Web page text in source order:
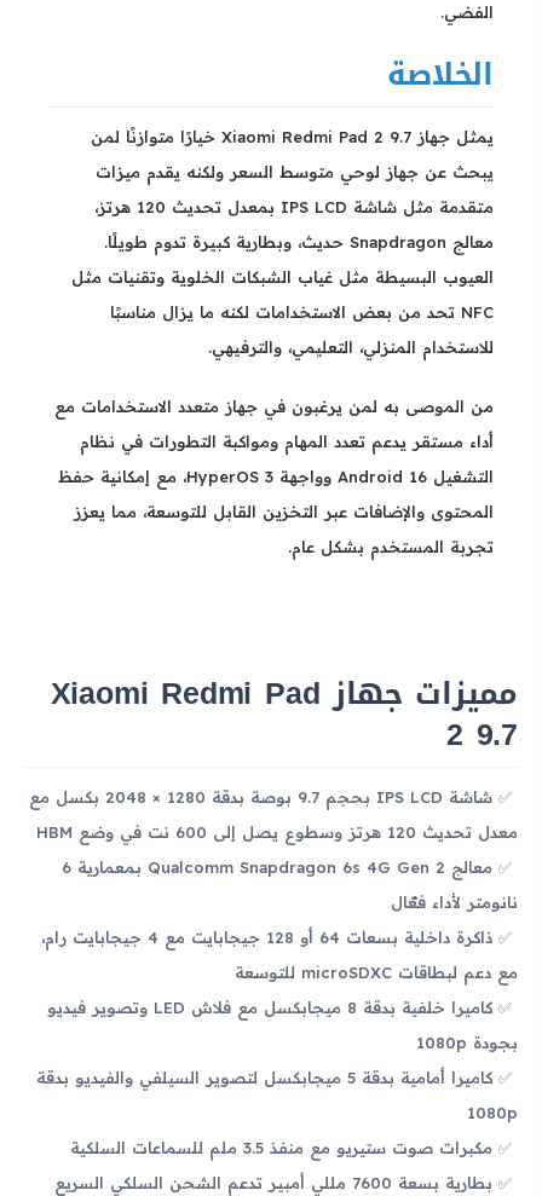
الفضي.
الخلاصة
يمثل جهاز Xiaomi Redmi Pad 2 9.7 خيارًا متوازنًا لمن
يبحث عن جهاز لوحي متوسط السعر ولكنه يقدم ميزات
متقدمة مثل شاشة IPS LCD بمعدل تحديث 120 هرتز،
معالج Snapdragon حديث، وبطارية كبيرة تدوم طويلًا.
العيوب البسيطة مثل غياب الشبكات الخلوية وتقنيات مثل
NFC تحد من بعض الاستخدامات لكنه ما يزال مناسبًا
للاستخدام المنزلي، التعليمي، والترفيهي.
من الموصى به لمن يرغبون في جهاز متعدد الاستخدامات مع
أداء مستقر يدعم تعدد المهام ومواكبة التطورات في نظام
التشغيل Android 16 وواجهة HyperOS 3، مع إمكانية حفظ
المحتوى والإضافات عبر التخزين القابل للتوسعة، مما يعزز
تجربة المستخدم بشكل عام.
مميزات جهاز Xiaomi Redmi Pad
2 9.7
شاشة IPS LCD بحجم 9.7 بوصة بدقة 1280 × 2048 بكسل مع
معدل تحديث 120 هرتز وسطوع يصل إلى 600 نت في وضع HBM
معالج Qualcomm Snapdragon 6s 4G Gen 2 بمعمارية 6
نانومتر لأداء فعّال
ذاكرة داخلية بسعات 64 أو 128 جيجابايت مع 4 جيجابايت رام،
مع دعم لبطاقات microSDXC للتوسعة
كاميرا خلفية بدقة 8 ميجابكسل مع فلاش LED وتصوير فيديو
بجودة 1080p
كاميرا أمامية بدقة 5 ميجابكسل لتصوير السيلفي والفيديو بدقة
1080p
مكبرات صوت ستيريو مع منفذ 3.5 ملم للسماعات السلكية
بطارية بسعة 7600 مللي أمبير تدعم الشحن السلكي السريع